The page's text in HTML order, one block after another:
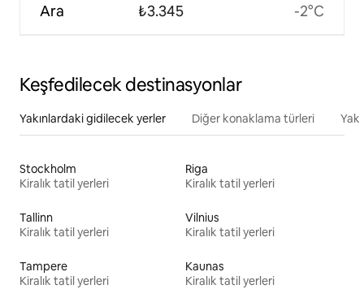
Ara ₺3.345 -2°C
Keşfedilecek destinasyonlar
Yakınlardaki gidilecek yerler Diğer konaklama türleri
Stockholm
Kiralık tatil yerleri
Riga
Kiralık tatil yerleri
Tallinn
Kiralık tatil yerleri
Vilnius
Kiralık tatil yerleri
Tampere
Kiralık tatil yerleri
Kaunas
Kiralık tatil yerleri